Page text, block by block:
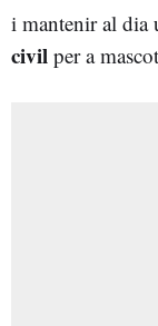
i mantenir al dia
civil per a